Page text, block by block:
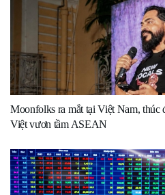
Moonfolks ra mắt tại Việt Nam, thúc
Việt vươn tầm ASEAN